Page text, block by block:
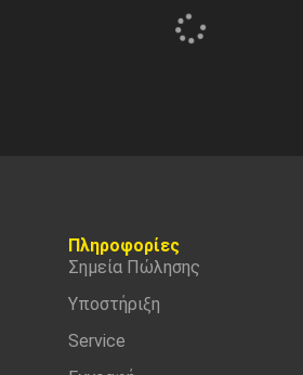
Πληροφορίες
Σημεία Πώλησης
Υποστήριξη
Service